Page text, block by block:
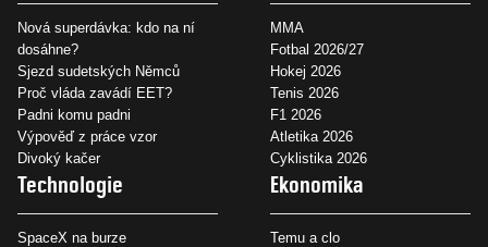
Nová superdávka: kdo na ní
dosáhne?
Sjezd sudetských Němců
Proč vláda zavádí EET?
Padni komu padni
Výpověď z práce vzor
Divoký kačer
MMA
Fotbal 2026/27
Hokej 2026
Tenis 2026
F1 2026
Atletika 2026
Cyklistika 2026
Technologie
SpaceX na burze
Ekonomika
Temu a clo